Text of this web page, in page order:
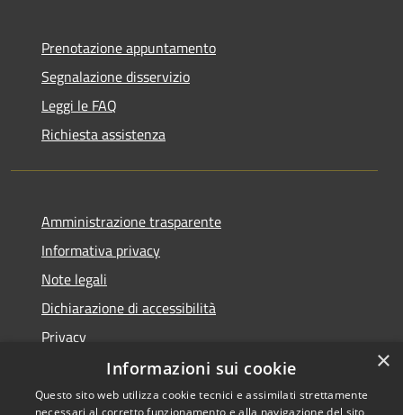
Prenotazione appuntamento
Segnalazione disservizio
Leggi le FAQ
Richiesta assistenza
Amministrazione trasparente
Informativa privacy
Note legali
Dichiarazione di accessibilità
Privacy
×
Informazioni sui cookie
Questo sito web utilizza cookie tecnici e assimilati strettamente
necessari al corretto funzionamento e alla navigazione del sito,